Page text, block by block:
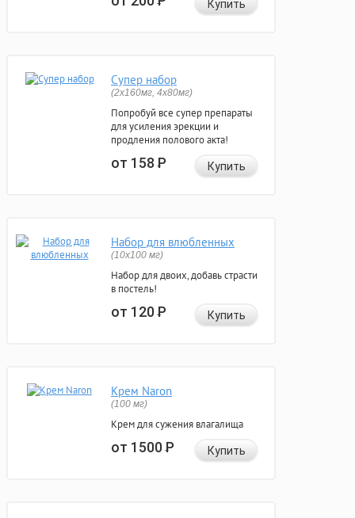
Купить
Супер набор
(2х160мг, 4х80мг)
Попробуй все супер препараты
для усиления эрекции и
продления полового акта!
от 158Р Купить
Набор для влюбленных
(10х100 мг)
Набор для двоих, добавь страсти
в постель!
от 120Р Купить
Крем Naron
(100 мг)
Крем для сужения влагалища
от 1500Р Купить